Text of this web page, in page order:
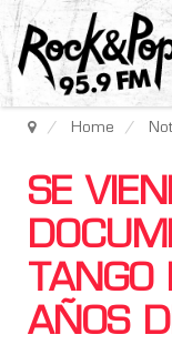
Home
SE
AÑOS